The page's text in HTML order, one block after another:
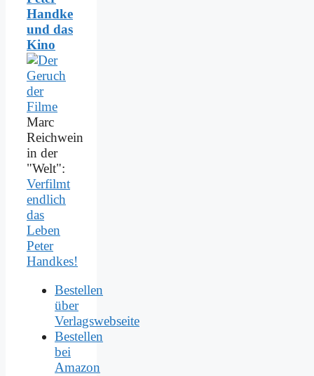
Handke
und das
Kino
Marc
Reichwein
in der
"Welt":
Verfilmt
endlich
das
Leben
Peter
Handkes!
Bestellen
über
Verlagswebseite
Bestellen
bei
Amazon